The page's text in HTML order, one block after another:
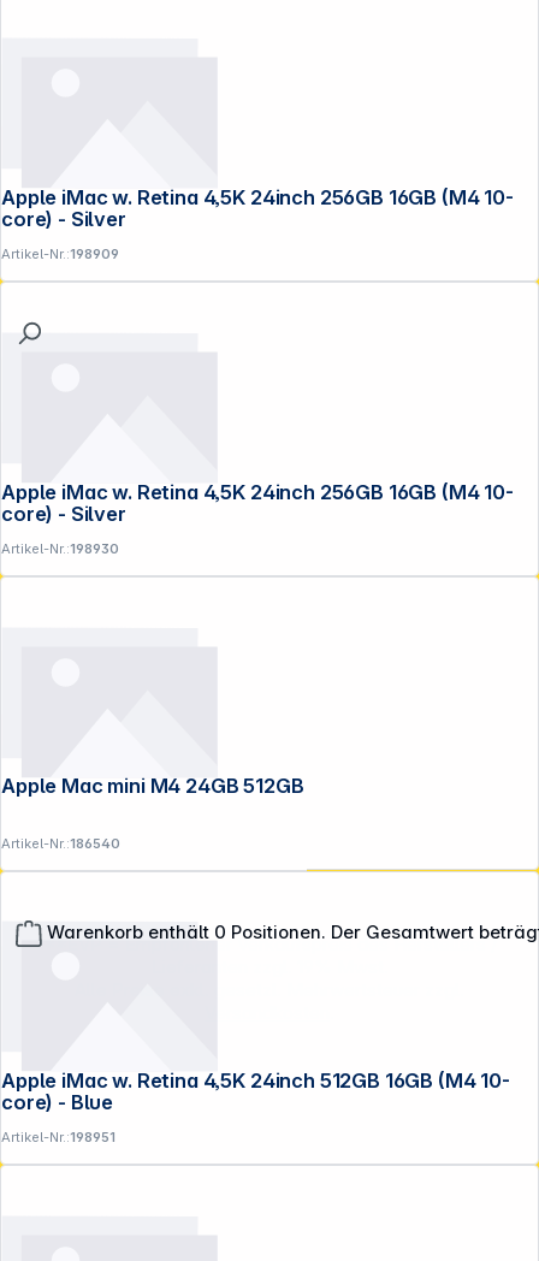
Warenkorb enthält 0 Positionen. Der Gesamtwert
Apple iMac w. Retina 4,5K 24inch 256GB 16GB (M4 10-
core) - Silver
Artikel-Nr.:198909
Apple iMac w. Retina 4,5K 24inch 256GB 16GB (M4 10-
core) - Silver
Artikel-Nr.:198930
Apple Mac mini M4 24GB 512GB
Artikel-Nr.:186540
Apple iMac w. Retina 4,5K 24inch 512GB 16GB (M4 10-
core) - Blue
Artikel-Nr.:198951
**EVP = Empfohlener Verkaufspreis des Herstellers /